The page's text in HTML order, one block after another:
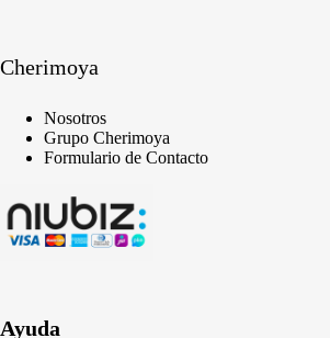
Cherimoya
Nosotros
Grupo Cherimoya
Formulario de Contacto
Ayuda